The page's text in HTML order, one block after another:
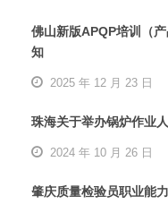
佛山新版APQP培训（
知
2025 年 12 月 23 日
珠海关于举办锅炉作业
2024 年 10 月 26 日
肇庆质量检验员职业能